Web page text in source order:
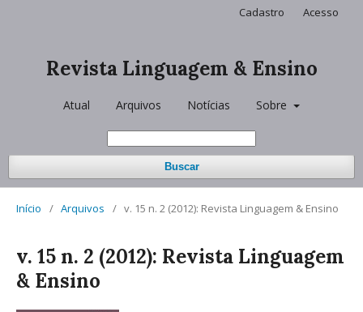
Revista Linguagem & Ensino
Atual Arquivos Notícias Sobre
Buscar
Cadastro Acesso
Início / Arquivos / v. 15 n. 2 (2012): Revista Linguagem & Ensino
v. 15 n. 2 (2012): Revista Linguagem
& Ensino